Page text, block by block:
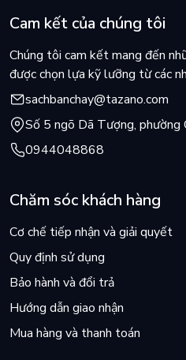
Cam kết của chúng tôi
Chúng tôi cam kết mang đến
được chọn lựa kỹ lưỡng từ các
sachbanchay@tazano.com
Số 5 ngõ Dã Tượng, phường
0944048868
Chăm sóc khách hàng
Cơ chế tiếp nhận và giải quyết
Quy định sử dụng
Bảo hành và đổi trả
Hướng dẫn giao nhận
Mua hàng và thanh toán